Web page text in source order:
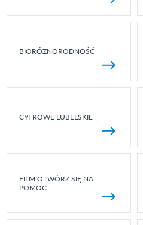
BIORÓŻNORODNOŚĆ
CYFROWE LUBELSKIE
FILM OTWÓRZ SIĘ NA
POMOC